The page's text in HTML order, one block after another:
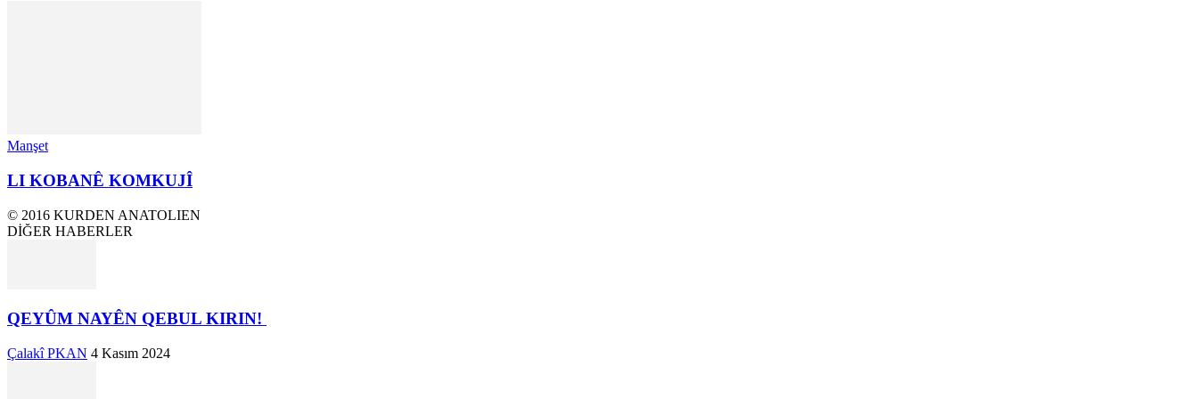
Manşet
LI KOBANÊ KOMKUJÎ
© 2016 KURDEN ANATOLIEN
DİĞER HABERLER
QEYÛM NAYÊN QEBUL KIRIN!
Çalakî PKAN 4 Kasım 2024